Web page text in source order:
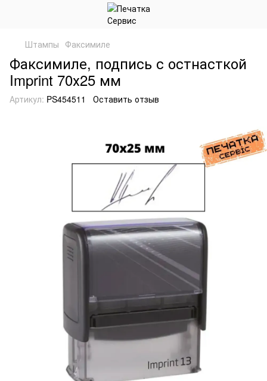
Штампы Факсимиле
Факсимиле, подпись с остнасткой
Imprint 70х25 мм
Артикул: PS454511 Оставить отзыв